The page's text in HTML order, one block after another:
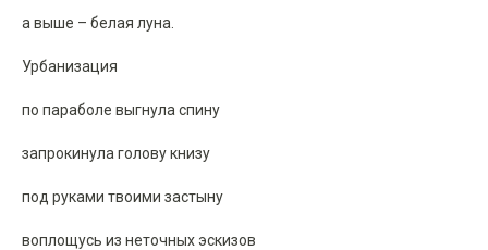
а выше – белая луна.
Урбанизация
по параболе выгнула спину
запрокинула голову книзу
под руками твоими застыну
воплощусь из неточных эскизов